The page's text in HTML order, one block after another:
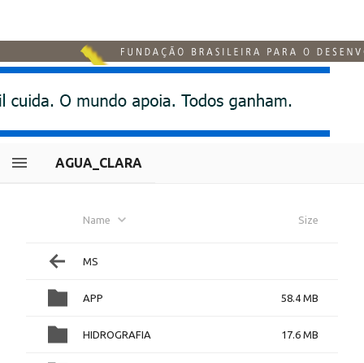
AGUA_CLARA
Name Size
MS
APP 58.4 MB
HIDROGRAFIA 17.6 MB